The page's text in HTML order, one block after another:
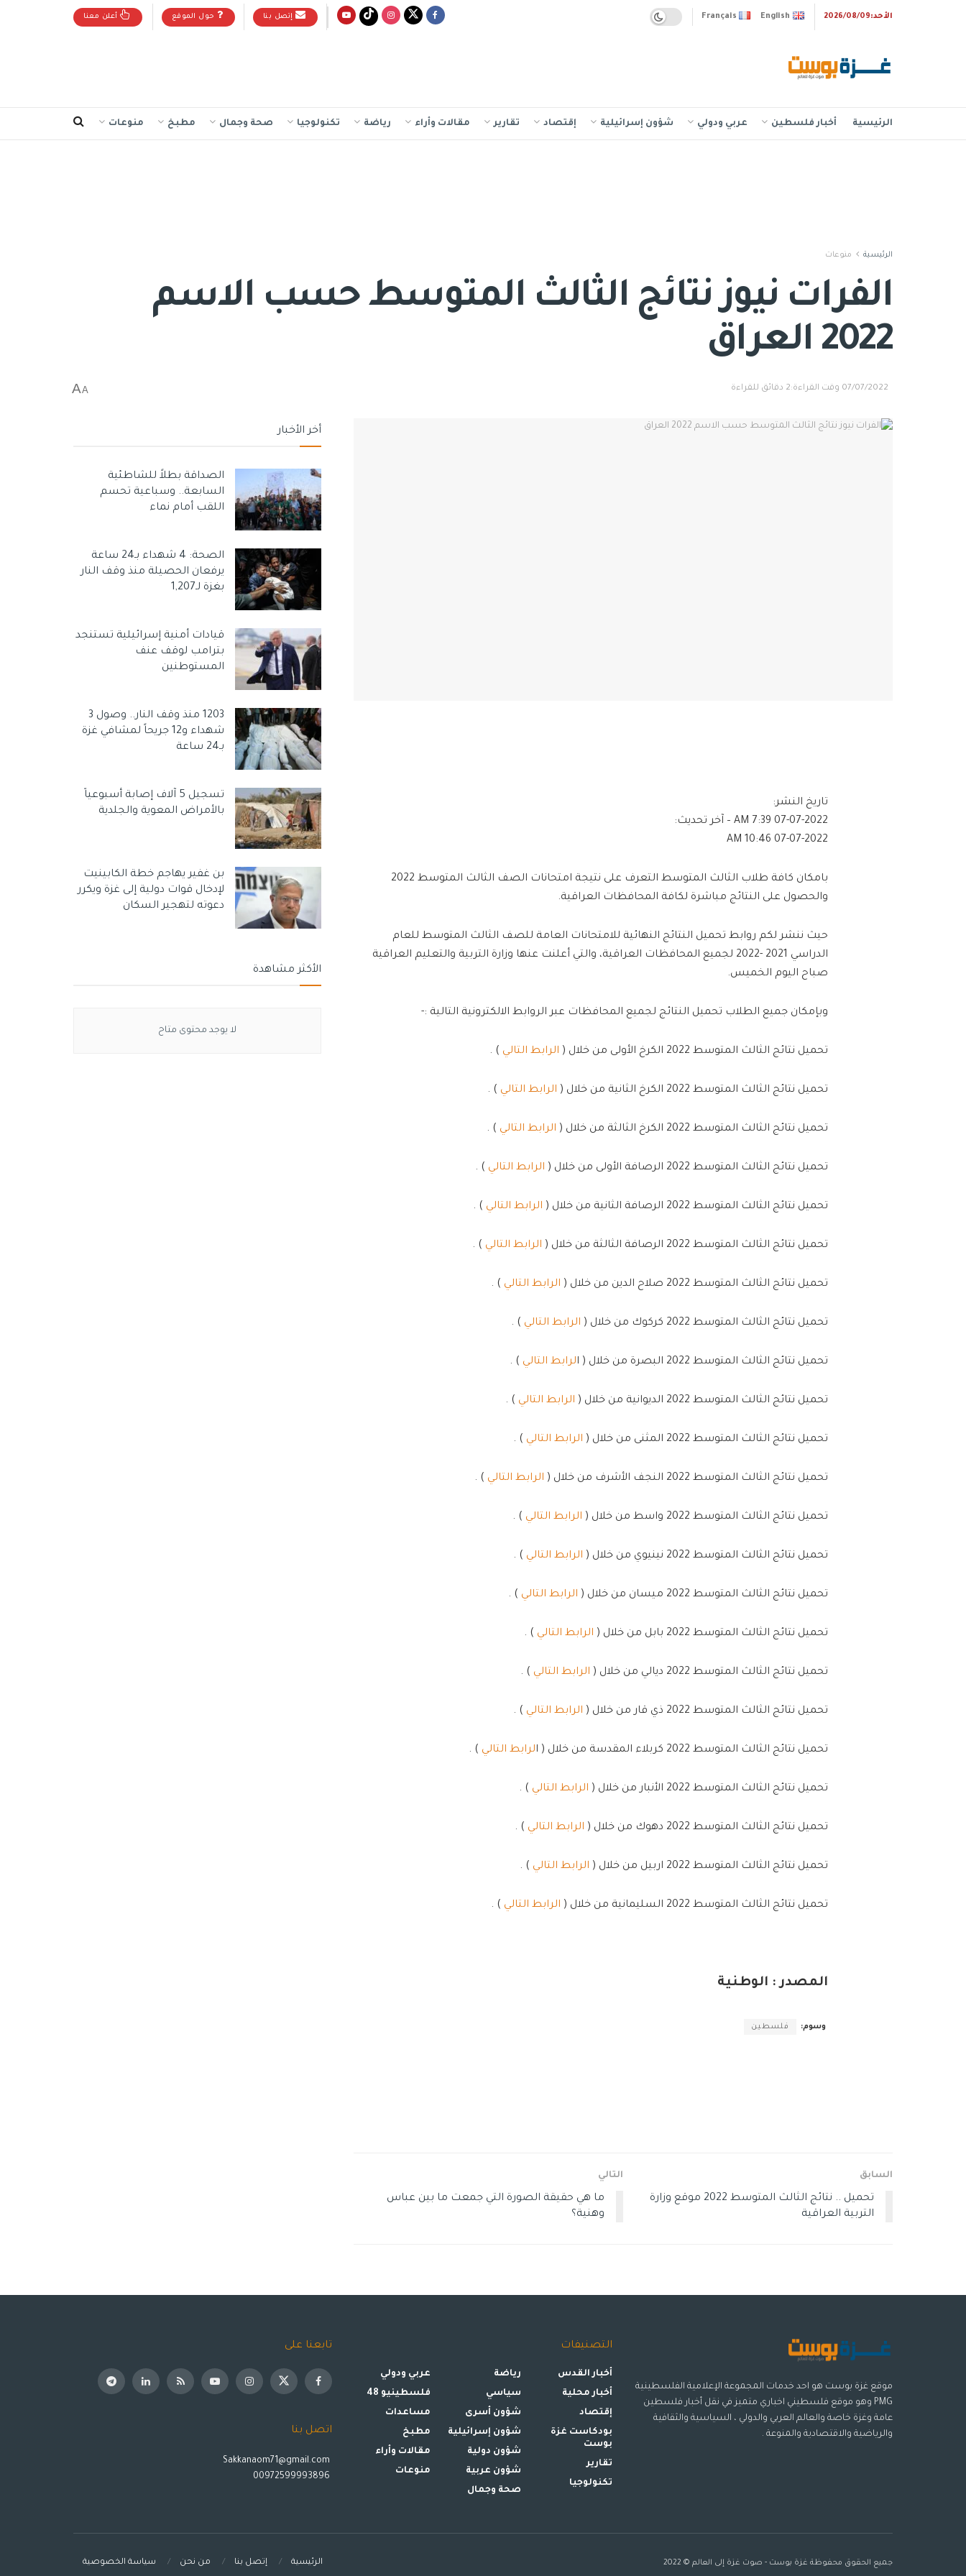
الأحد:2026/08/09 Français English إتصل بنا حول الموقع أعلن معنا
الرئيسية أخبار فلسطين عربي ودولي شؤون إسرائيلية إقتصاد تقارير مقالات وأراء رياضة تكنولوجيا صحة وجمال مطبخ منوعات
الرئيسية منوعات
الفرات نيوز نتائج الثالث المتوسط حسب الاسم
2022 العراق
07/07/2022 وقت القراءة:2 دقائق للقراءة A
A
تاريخ النشر:
07-07-2022 7:39 AM
– آخر تحديث:
07-07-2022 10:46 AM
بامكان كافة طلاب الثالث المتوسط التعرف على نتيجة امتحانات الصف الثالث المتوسط 2022
والحصول على النتائج مباشرة لكافة المحافظات العراقية.
حيث ننشر لكم روابط تحميل النتائج النهائية للامتحانات العامة للصف الثالث المتوسط للعام
الدراسي 2021 -2022 لجميع المحافظات العراقية، والتي أعلنت عنها وزارة التربية والتعليم العراقية
صباح اليوم الخميس.
وبإمكان جميع الطلاب تحميل النتائج لجميع المحافظات عبر الروابط الالكترونية التالية :-
تحميل نتائج الثالث المتوسط 2022 الكرخ الأولى من خلال ( الرابط التالي ) .
تحميل نتائج الثالث المتوسط 2022 الكرخ الثانية من خلال ( الرابط التالي ) .
تحميل نتائج الثالث المتوسط 2022 الكرخ الثالثة من خلال ( الرابط التالي ) .
تحميل نتائج الثالث المتوسط 2022 الرصافة الأولى من خلال ( الرابط التالي ) .
تحميل نتائج الثالث المتوسط 2022 الرصافة الثانية من خلال ( الرابط التالي ) .
تحميل نتائج الثالث المتوسط 2022 الرصافة الثالثة من خلال ( الرابط التالي ) .
تحميل نتائج الثالث المتوسط 2022 صلاح الدين من خلال ( الرابط التالي ) .
تحميل نتائج الثالث المتوسط 2022 كركوك من خلال ( الرابط التالي ) .
تحميل نتائج الثالث المتوسط 2022 البصرة من خلال ( ا لرابط التالي ) .
تحميل نتائج الثالث المتوسط 2022 الديوانية من خلال ( الرابط التالي ) .
تحميل نتائج الثالث المتوسط 2022 المثنى من خلال ( الرابط التالي ) .
تحميل نتائج الثالث المتوسط 2022 النجف الأشرف من خلال ( الرابط التالي ) .
تحميل نتائج الثالث المتوسط 2022 واسط من خلال ( الرابط التالي ) .
تحميل نتائج الثالث المتوسط 2022 نينيوي من خلال ( الرابط التالي ) .
تحميل نتائج الثالث المتوسط 2022 ميسان من خلال ( الرابط التالي ) .
تحميل نتائج الثالث المتوسط 2022 بابل من خلال ( الرابط التالي ) .
تحميل نتائج الثالث المتوسط 2022 ديالي من خلال ( الرابط التالي ) .
تحميل نتائج الثالث المتوسط 2022 ذي قار من خلال ( الرابط التالي ) .
تحميل نتائج الثالث المتوسط 2022 كربلاء المقدسة من خلال ( ا لرابط التالي ) .
تحميل نتائج الثالث المتوسط 2022 الأنبار من خلال ( الرابط التالي ) .
تحميل نتائج الثالث المتوسط 2022 دهوك من خلال ( الرابط التالي ) .
تحميل نتائج الثالث المتوسط 2022 اربيل من خلال ( الرابط التالي ) .
تحميل نتائج الثالث المتوسط 2022 السليمانية من خلال ( الرابط التالي ) .
المصدر : الوطنية
وسوم: فلسطين
السابق
تحميل .. نتائج الثالث المتوسط 2022 موقع وزارة
التربية العراقية
التالي
ما هي حقيقة الصورة التي جمعت ما بين عباس
وهنية؟
أخر الأخبار
الصداقة بطلاً للشاطئية
السابعة.. وسباعية تحسم
اللقب أمام نماء
الصحة: 4 شهداء بـ24 ساعة
يرفعان الحصيلة منذ وقف النار
بغزة لـ1,207
قيادات أمنية إسرائيلية تستنجد
بترامب لوقف عنف
المستوطنين
1203 منذ وقف النار.. وصول 3
شهداء و12 جريحاً لمشافي غزة
بـ24 ساعة
تسجيل 5 آلاف إصابة أسبوعياً
بالأمراض المعوية والجلدية
بن غفير يهاجم خطة الكابينيت
لإدخال قوات دولية إلى غزة ويكرر
دعوته لتهجير السكان
الأكثر مشاهدة
لا يوجد محتوى متاح
موقع غزة بوست هو احد خدمات المجموعة الإعلامية الفلسطينية
PMG وهو موقع فلسطيني اخباري متميز في نقل أخبار فلسطين
عامة وغزة خاصة والعالم العربي والدولي ، السياسية والثقافية
والرياضية والاقتصادية والمنوعة .
التصنيفات
أخبار القدس
أخبار محلية
إقتصاد
بودكاست غزة
بوست
تقارير
تكنولوجيا
رياضة
سياسي
شؤون أسرى
شؤون إسرائيلية
شؤون دولية
شؤون عربية
صحة وجمال
عربي ودولي
فلسطينيو 48
مساعدات
مطبخ
مقالات وأراء
منوعات
تابعنا على
اتصل بنا
Sakkanaom71@gmail.com
الرئيسية إتصل بنا من نحن سياسة الخصوصية جميع الحقوق محفوظة غزة بوست - صوت غزة إلى العالم © 2022